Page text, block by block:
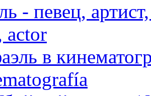
- певец,
actor
в